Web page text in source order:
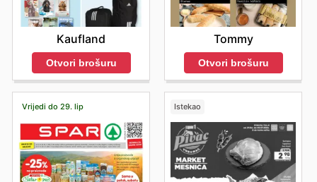
Kaufland
Otvori brošuru
Tommy
Otvori brošuru
Vrijedi do 29. lip Istekao